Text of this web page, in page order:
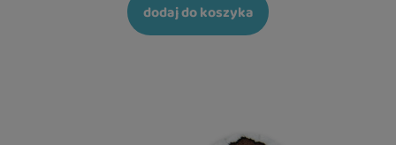
dodaj do koszyka